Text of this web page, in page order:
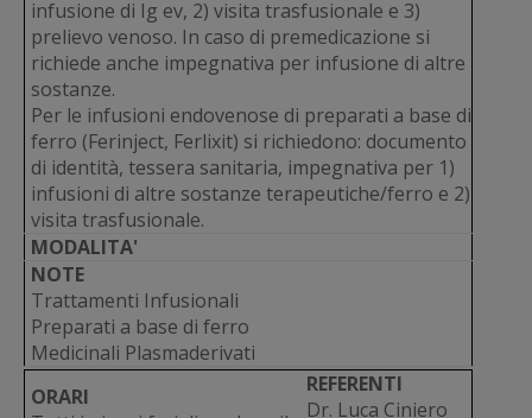
infusione di Ig ev, 2) visita trasfusionale e 3)
prelievo venoso. In caso di premedicazione si
richiede anche impegnativa per infusione di altre
sostanze.
Per le infusioni endovenose di preparati a base di
ferro (Ferinject, Ferlixit) si richiedono: documento
di identità, tessera sanitaria, impegnativa per 1)
infusioni di altre sostanze terapeutiche/ferro e 2)
visita trasfusionale.
MODALITA'
NOTE
Trattamenti Infusionali
Preparati a base di ferro
Medicinali Plasmaderivati
ORARI
REFERENTI
Dr. Luca Ciniero